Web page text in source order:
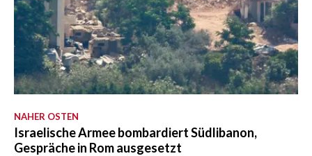
NAHER OSTEN
Israelische Armee bombardiert Südlibanon,
Gespräche in Rom ausgesetzt